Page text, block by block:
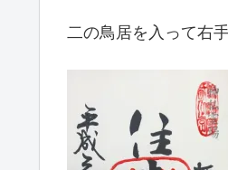
二の鳥居を入って右